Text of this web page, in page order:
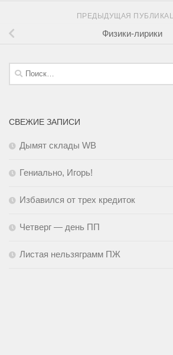
ПРЕДЫДУЩАЯ
Физики-лирики
Найти:
СВЕЖИЕ ЗАПИСИ
Дымят склады WB
Гениально, Игорь!
Избавился от трех кредиток
Четверг — день ПП
Листая нельзяграмм ПЖ